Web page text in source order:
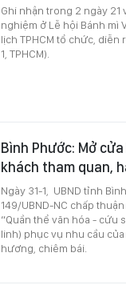
Ghi nhận trong 2 ngày
nghiệm ở Lễ hội Bánh mì
lịch TPHCM tổ chức, diễn
1, TPHCM).
Bình Phước: Mở
khách tham quan,
Ngày 31-1, UBND tỉnh
149/UBND-NC chấp
“Quần thể văn hóa - cứu
linh) phục vụ nhu cầu
hương, chiêm bái.